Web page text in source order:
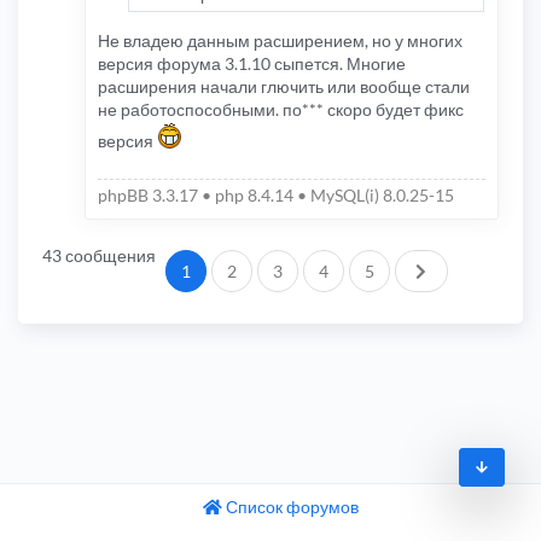
"host"
"filename": "bb3invites.json"
}
}
Не владею данным расширением, но у многих
версия форума 3.1.10 сыпется. Многие
расширения начали глючить или вообще стали
не работоспособными. по*** скоро будет фикс
версия
phpBB 3.3.17 • php 8.4.14 • MySQL(i) 8.0.25-15
43 сообщения
1 2 3 4 5 След.
Список форумов